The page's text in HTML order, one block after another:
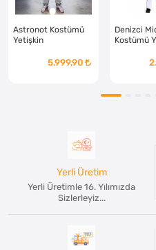
Astronot Kostümü
Yetişkin
5.999,90
Denizci
Kostümü
Yerli Üretim
Yerli Üretimle 16. Yılımızda
Sizlerleyiz...